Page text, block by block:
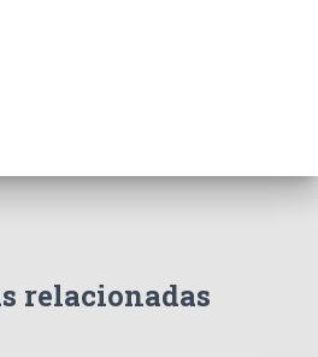
relacionadas